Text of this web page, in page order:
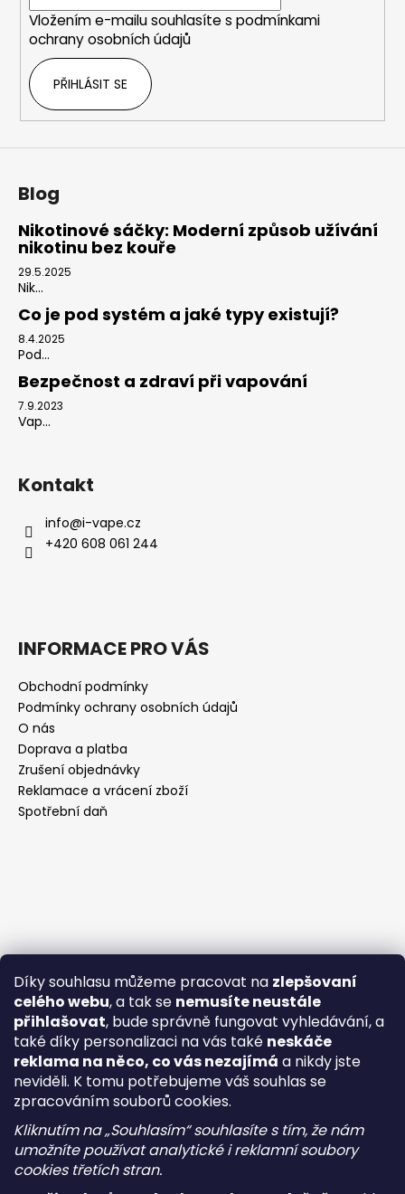
Díky souhlasu můžeme pracovat na zlepšovaní
celého webu, a tak se nemusíte neustále
přihlašovat, bude správně fungovat vyhledávání, a
také díky personalizaci na vás také neskáče
reklama na něco, co vás nezajímá a nikdy jste
neviděli. K tomu potřebujeme váš souhlas se
zpracováním souborů cookies.
Kliknutím na „Souhlasím“ souhlasíte s tím, že nám
umožníte používat analytické i reklamní soubory
cookies třetích stran.
Vložením e-mailu souhlasíte s podmínkami
ochrany osobních údajů
PŘIHLÁSIT SE
Blog
Nikotinové sáčky: Moderní způsob užívání
nikotinu bez kouře
29.5.2025
Nik...
Co je pod systém a jaké typy existují?
8.4.2025
Pod...
Bezpečnost a zdraví při vapování
7.9.2023
Vap...
Kontakt
info@i-vape.cz
+420 608 061 244
INFORMACE PRO VÁS
Obchodní podmínky
Podmínky ochrany osobních údajů
O nás
Doprava a platba
Zrušení objednávky
Reklamace a vrácení zboží
Spotřební daň